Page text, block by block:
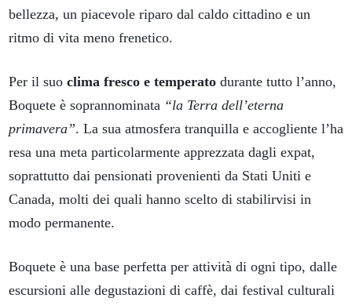
bellezza, un piacevole riparo dal caldo cittadino e un
ritmo di vita meno frenetico.
Per il suo clima fresco e temperato durante tutto l’anno,
Boquete è soprannominata “la Terra dell’eterna
primavera”. La sua atmosfera tranquilla e accogliente l’ha
resa una meta particolarmente apprezzata dagli expat,
soprattutto dai pensionati provenienti da Stati Uniti e
Canada, molti dei quali hanno scelto di stabilirvisi in
modo permanente.
Boquete è una base perfetta per attività di ogni tipo, dalle
escursioni alle degustazioni di caffè, dai festival culturali